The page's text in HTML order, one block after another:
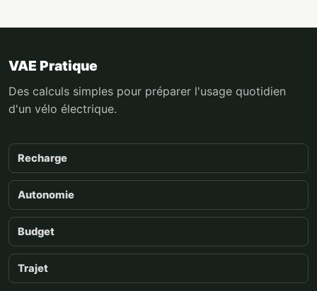
VAE Pratique
Des calculs simples pour préparer l'usage quotidien
d'un vélo électrique.
Recharge
Autonomie
Budget
Trajet